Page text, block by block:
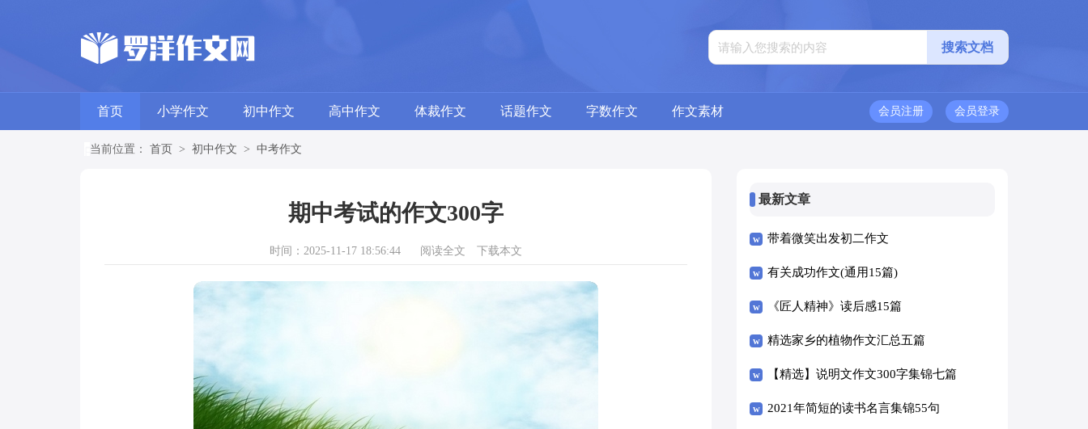
首页 小学作文 初中作文 高中作文 体裁作文 话题作文 字数作文 作文素材 会员登录
会员注册
当前位置： 首页 > 初中作文 > 中考作文
期中考试的作文300字
时间：2025-11-17 18:56:44 阅读全文 下载本文
最新文章
带着微笑出发初二作文
有关成功作文(通用15篇)
《匠人精神》读后感15篇
精选家乡的植物作文汇总五篇
【精选】说明文作文300字集锦七篇
2021年简短的读书名言集锦55句